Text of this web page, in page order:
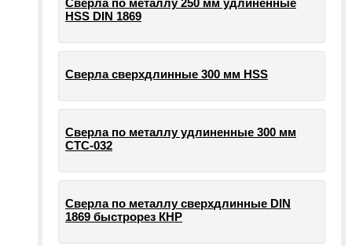
Сверла по металлу 250 мм удлиненные
HSS DIN 1869
Сверла сверхдлинные 300 мм HSS
Сверла по металлу удлиненные 300 мм
СТС-032
Сверла по металлу сверхдлинные DIN
1869 быстрорез КНР